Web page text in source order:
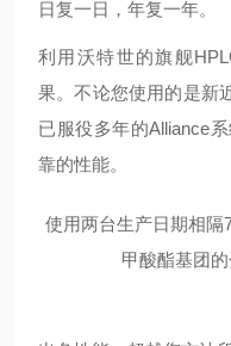
日复一日，年复一年。
利用沃特世的旗舰
果。不论您使用的是新
已服役多年的Alliance
靠的性能。
使用两台生产日期相隔
甲酸酯基团的